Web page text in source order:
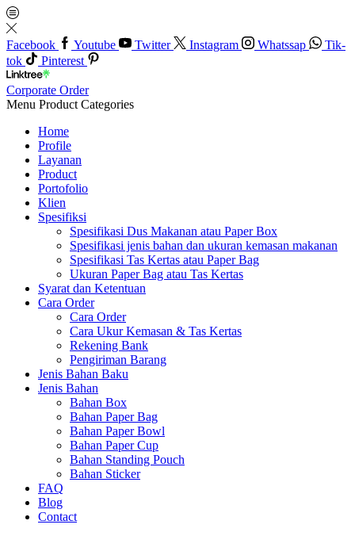
Facebook Youtube Twitter Instagram Whatssap
Tik-
tok
Pinterest
Corporate Order
Menu Product Categories
Home
Profile
Layanan
Product
Portofolio
Klien
Spesifiksi
Spesifikasi Dus Makanan atau Paper Box
Spesifikasi jenis bahan dan ukuran kemasan makanan
Spesifikasi Tas Kertas atau Paper Bag
Ukuran Paper Bag atau Tas Kertas
Syarat dan Ketentuan
Cara Order
Cara Order
Cara Ukur Kemasan & Tas Kertas
Rekening Bank
Pengiriman Barang
Jenis Bahan Baku
Jenis Bahan
Bahan Box
Bahan Paper Bag
Bahan Paper Bowl
Bahan Paper Cup
Bahan Standing Pouch
Bahan Sticker
FAQ
Blog
Contact